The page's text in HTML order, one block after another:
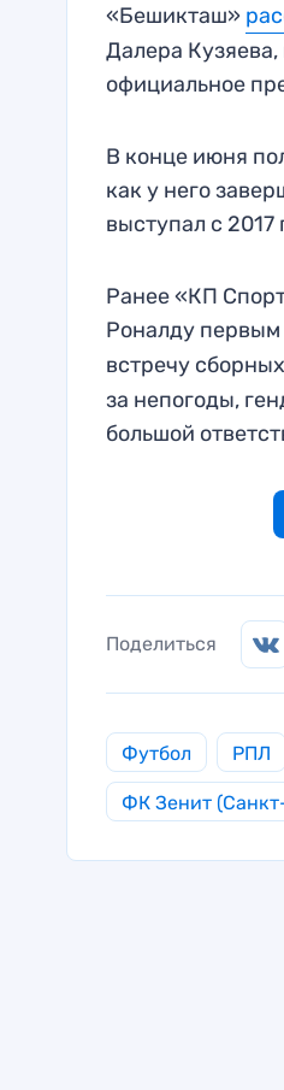
«Бешикташ»
Далера
официальное
В конце июня
как у него
выступал с 2017
Ранее «КП
Роналду
встречу
за непогоды,
большой
Поделиться
Футбол РПЛ
ФК Зенит